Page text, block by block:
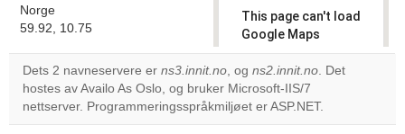
Norge
59.92, 10.75
This page can't load
Google Maps
correctly.
Do you
own this
Dets 2 navneservere er ns3.innit.no, og ns2.innit.no. Det
hostes av Availo As Oslo, og bruker Microsoft-IIS/7
nettserver. Programmeringsspråkmiljøet er ASP.NET.